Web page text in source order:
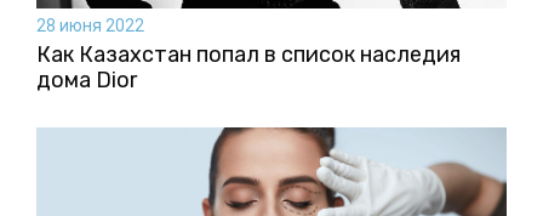
28 июня 2022
Как Казахстан попал в список наследия
дома Dior